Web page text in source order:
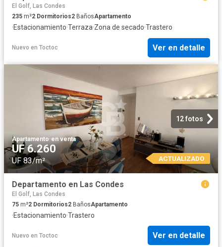
El Golf, Las Condes
235 m²2 Dormitorios2 BañosApartamento
·Estacionamiento·Terraza·Zona de secado·Trastero
Nuevo en Toctoc Ver en detalle
12 fotos
Apartamento·en venta
UF 6.260
UF 83/m² ACTUALIZADO
Departamento en Las Condes
El Golf, Las Condes
75 m²2 Dormitorios2 BañosApartamento
·Estacionamiento·Trastero
Nuevo en Toctoc Ver en detalle